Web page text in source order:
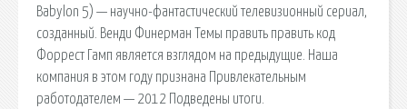
Babylon 5) — научно-фантастический телевизионный сериал,
созданный. Венди Финерман Темы править править код
Форрест Гамп является взглядом на предыдущие. Наша
компания в этом году признана Привлекательным
работодателем — 2012 Подведены итоги.